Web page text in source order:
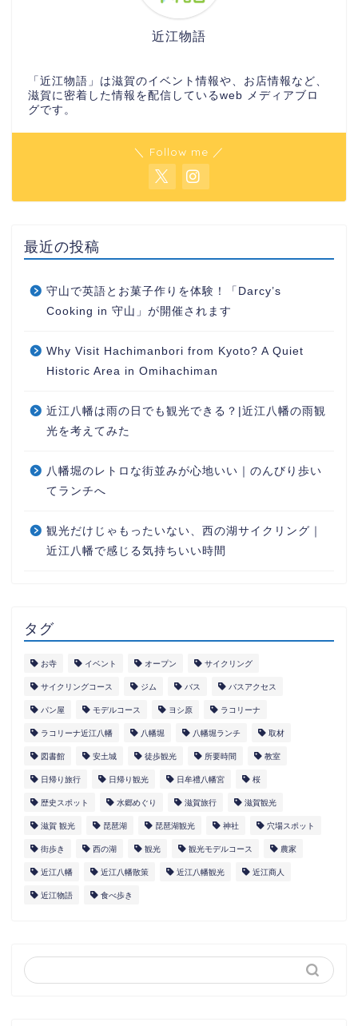
近江物語
「近江物語」は滋賀のイベント情報や、お店情報など、
滋賀に密着した情報を配信しているweb メディアブロ
グです。
＼ Follow me ／
最近の投稿
守山で英語とお菓子作りを体験！「Darcy’s
Cooking in 守山」が開催されます
Why Visit Hachimanbori from Kyoto? A Quiet
Historic Area in Omihachiman
近江八幡は雨の日でも観光できる？|近江八幡の雨観
光を考えてみた
八幡堀のレトロな街並みが心地いい｜のんびり歩い
てランチへ
観光だけじゃもったいない、西の湖サイクリング｜
近江八幡で感じる気持ちいい時間
タグ
お寺 イベント オープン サイクリング
サイクリングコース ジム バス バスアクセス
パン屋 モデルコース ヨシ原 ラコリーナ
ラコリーナ近江八幡 八幡堀 八幡堀ランチ 取材
図書館 安土城 徒歩観光 所要時間 教室
日帰り旅行 日帰り観光 日牟禮八幡宮 桜
歴史スポット 水郷めぐり 滋賀旅行 滋賀観光
滋賀 観光 琵琶湖 琵琶湖観光 神社 穴場スポット
街歩き 西の湖 観光 観光モデルコース 農家
近江八幡 近江八幡散策 近江八幡観光 近江商人
近江物語 食べ歩き